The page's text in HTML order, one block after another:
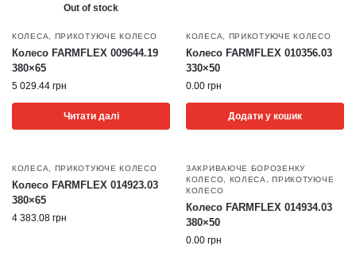
Out of stock
КОЛЕСА ПРИКОТУЮЧЕ КОЛЕСО
Колесо FARMFLEX 009644.19
380×65
5 029.44 грн
Читати далі
КОЛЕСА ПРИКОТУЮЧЕ КОЛЕСО
Колесо FARMFLEX 010356.03
330×50
0.00 грн
Додати у кошик
КОЛЕСА ПРИКОТУЮЧЕ КОЛЕСО
Колесо FARMFLEX 014923.03
380×65
4 383.08 грн
ЗАКРИВАЮЧЕ БОРОЗЕНКУ
КОЛЕСО
КОЛЕСА ,ПРИКОТУЮЧЕ
КОЛЕСО
Колесо FARMFLEX 014934.03
380×50
0.00 грн